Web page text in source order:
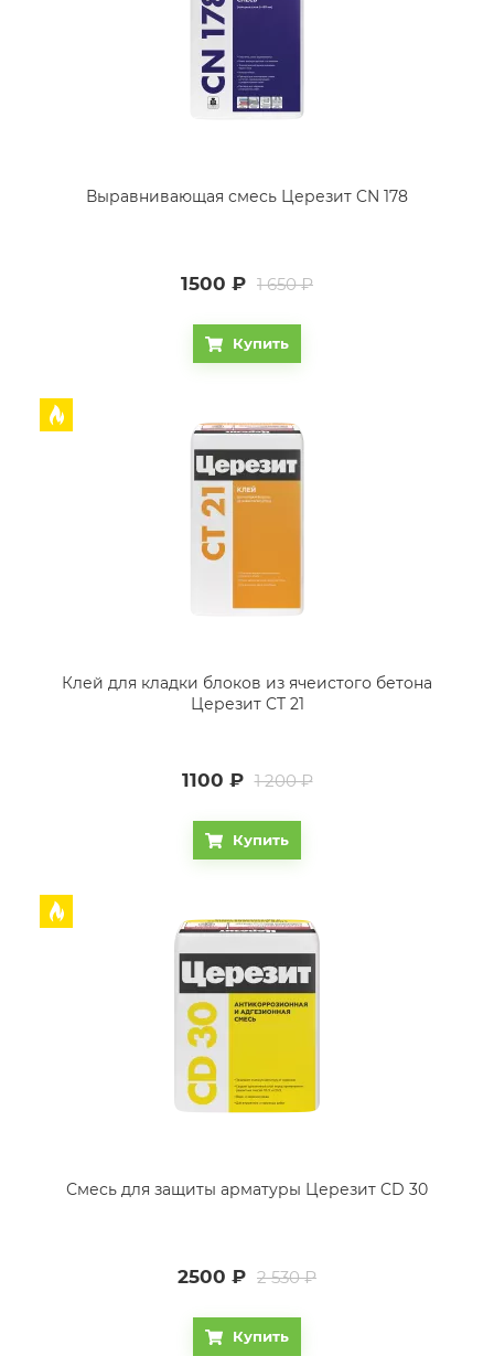
Выравнивающая смесь Церезит CN 178
1500 ₽ 1 650 ₽
Купить
Клей для кладки блоков из ячеистого бетона
Церезит CT 21
1100 ₽ 1 200 ₽
Купить
Смесь для защиты арматуры Церезит CD 30
2500 ₽ 2 530 ₽
Купить